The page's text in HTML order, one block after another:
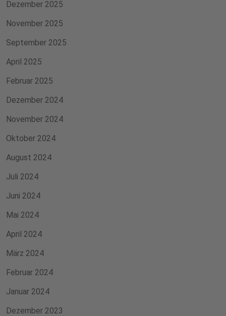
Dezember 2025
November 2025
September 2025
April 2025
Februar 2025
Dezember 2024
November 2024
Oktober 2024
August 2024
Juli 2024
Juni 2024
Mai 2024
April 2024
März 2024
Februar 2024
Januar 2024
Dezember 2023